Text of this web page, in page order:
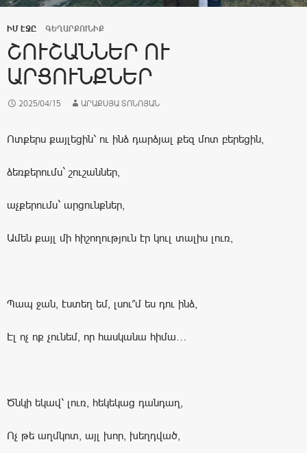
ԻՄ ԷՋԸ ԳԵՂԱՐՔՈՒՆԻՔ
ՇՈՒՇԱՆՆԵՐ ՈՒ
ԱՐՑՈՒՆՔՆԵՐ
2025/04/15 ԱՐԱՔՍՅԱ ՏՈՆՈՅԱՆ
Ոտքերս քայլեցին՝ ու ինձ դարձյալ քեզ մոտ բերեցին,
ձեռքերումս` շուշաններ,
աչքերումս` արցունքներ,
Ամեն քայլ մի հիշողություն էր կուլ տալիս լուռ,
Պապ ջան, էստեղ եմ, լսու՞մ ես դու ինձ,
Էլ ոչ ոք չունեմ, որ հասկանա հիմա…
Ծնկի եկավ՝ լուռ, հեկեկաց դանդաղ,
Ոչ թե աղմկոտ, այլ խոր, խեղդված,